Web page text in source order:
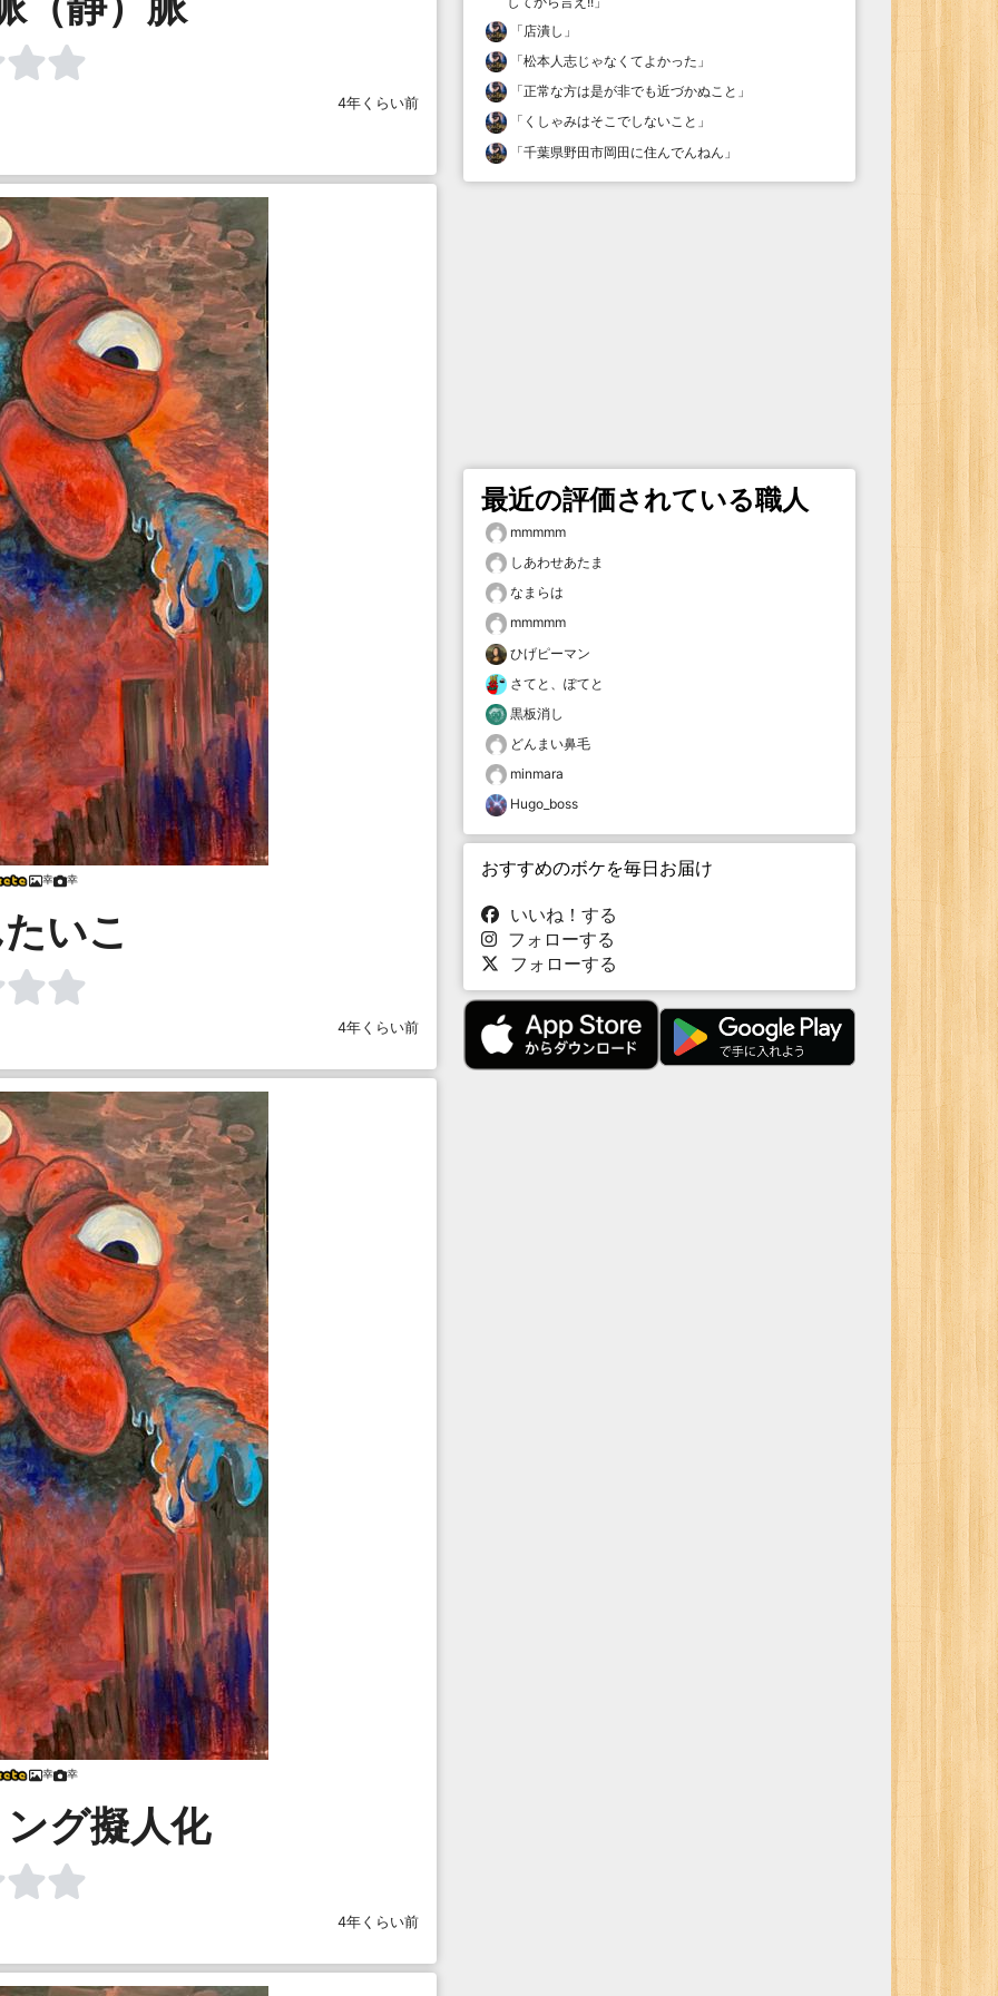
4年くらい前
幸 幸
いこ
4年くらい前
幸 幸
グ擬人化
4年くらい前
「 店潰し 」
「松本人志じゃなくてよかった 」
「正常な方は是が非でも近づかぬこと 」
「 くしゃみはそこでしないこと 」
「千葉県野田市岡田に住んでんねん 」
最近の評価されている職人
mmmmm
しあわせあたま
なまらは
mmmmm
ひげピーマン
さてと、ぽてと
黒板消し
どんまい鼻毛
minmara
Hugo_boss
おすすめのボケを毎日お届け
いいね！する
フォローする
フォローする